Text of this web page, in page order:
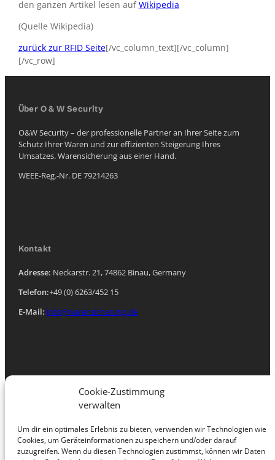
Cookie-Zustimmung
verwalten
Um dir ein optimales Erlebnis zu bieten, verwenden wir Technologien wie
Cookies, um Geräteinformationen zu speichern und/oder darauf
zuzugreifen. Wenn du diesen Technologien zustimmst, können wir Daten
den ganzen Artikel lesen aufWikipedia
(Quelle Wikipedia)
zurück zur RFID Seite[/vc_column_text][/vc_column]
[/vc_row]
Über O & W Security
O&W Security – der professionelle Partner an Ihrer Seite zum
Schutz Ihrer Waren und zur effizienten Steigerung Ihres
Umsatzes. Warensicherung aus einer Hand.
WEEE-Reg.-Nr. DE 79214263
Kontakt
Adresse: Neckarstr. 21, 74862 Binau, Germany
Telefon:+49 (0) 6263/452 15
E-Mail: info@warensicherung.de
Produkte
Leasing Informationen
Kontakt